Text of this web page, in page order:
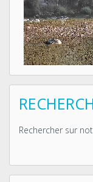
Rechercher sur